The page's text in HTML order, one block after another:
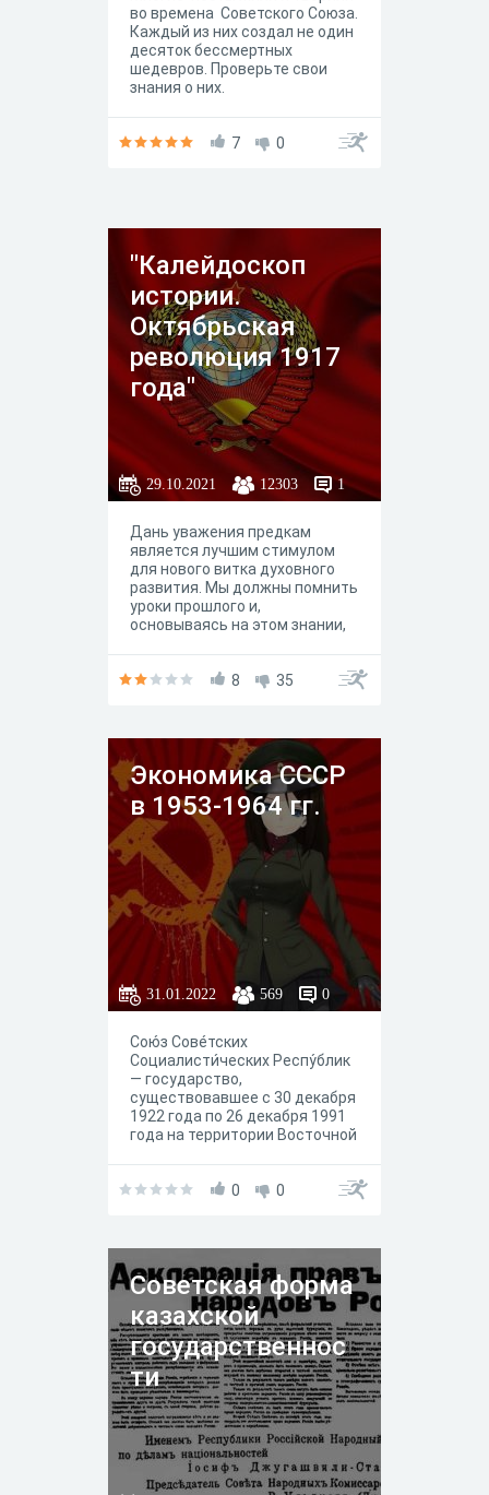
во времена Советского Союза.
Каждый из них создал не один
десяток бессмертных
шедевров. Проверьте свои
знания о них.
7 0
"Калейдоскоп
истории.
Октябрьская
революция 1917
года"
29.10.2021 12303 1
Дань уважения предкам
является лучшим стимулом
для нового витка духовного
развития. Мы должны помнить
уроки прошлого и,
основываясь на этом знании,
острейшие межнациональные
8 35
Экономика СССР
в 1953-1964 гг.
31.01.2022 569 0
Сою́з Сове́тских
Социалисти́ческих Респу́блик
— государство,
существовавшее с 30 декабря
1922 года по 26 декабря 1991
года на территории Восточной
Азии.
0 0
Советская форма
казахской
государственнос
ти